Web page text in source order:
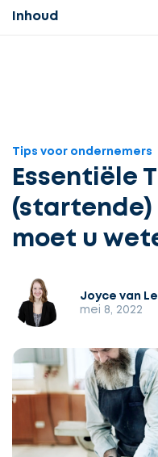
Inhoud
Tips voor ondernemers
Essentiële
(startende)
moet u
Joyce van
mei 8, 2022